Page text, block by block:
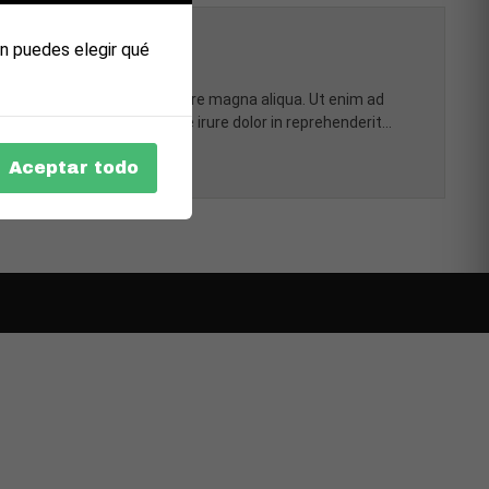
ut labore et dolore magna aliqua. Ut enim ad
consequat. Duis aute irure dolor in reprehenderit…
puedes elegir qué
Aceptar todo